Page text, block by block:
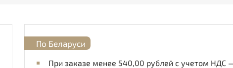
По Беларуси
При заказе менее 540,00 рублей с учетом НДС